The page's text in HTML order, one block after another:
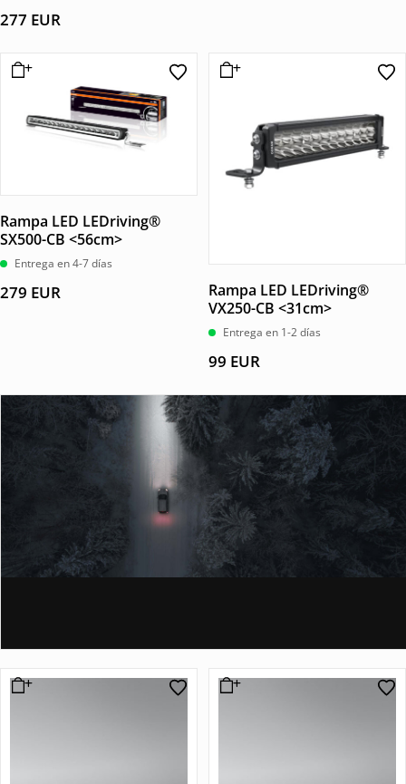
277 EUR
Rampa LED LEDriving®
SX500-CB <56cm>
Entrega en 4-7 días
279 EUR
Rampa LED LEDriving®
VX250-CB <31cm>
Entrega en 1-2 días
99 EUR